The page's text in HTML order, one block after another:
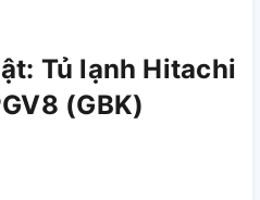
Tủ lạnh Hitachi
(GBK)